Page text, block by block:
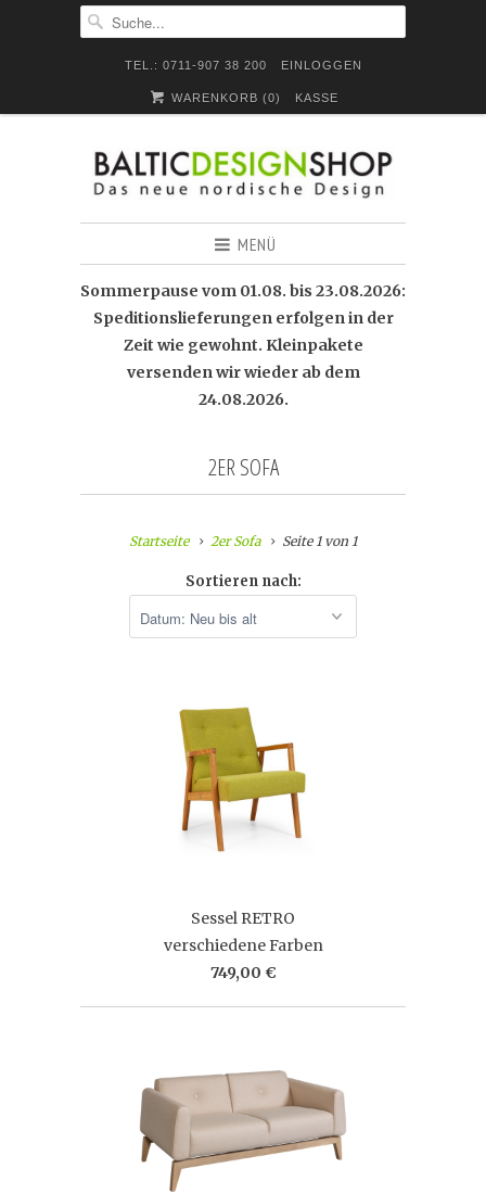
TEL.: 0711-907 38 200 EINLOGGEN
WARENKORB (0) KASSE
MENÜ
Sommerpause vom 01.08. bis 23.08.2026:
Speditionslieferungen erfolgen in der
Zeit wie gewohnt. Kleinpakete
versenden wir wieder ab dem
24.08.2026.
2ER SOFA
Startseite 2er Sofa Seite 1 von 1
Sortieren nach:
Sessel RETRO
verschiedene Farben
749,00 €